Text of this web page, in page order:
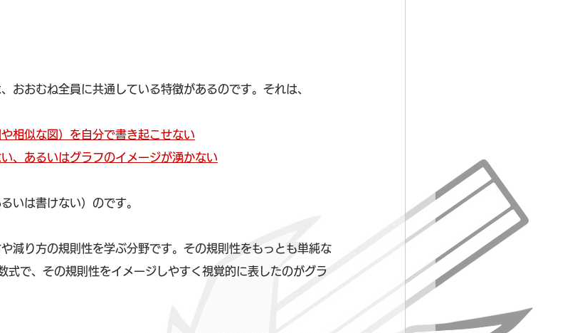
おおむね全員に共通している特徴があるのです。それは、
相似な図）を自分で書き起こせない
、あるいはグラフのイメージが湧かない
いは書けない）のです。
減り方の規則性を学ぶ分野です。その規則性をもっとも単純な
で、その規則性をイメージしやすく視覚的に表したのがグラ